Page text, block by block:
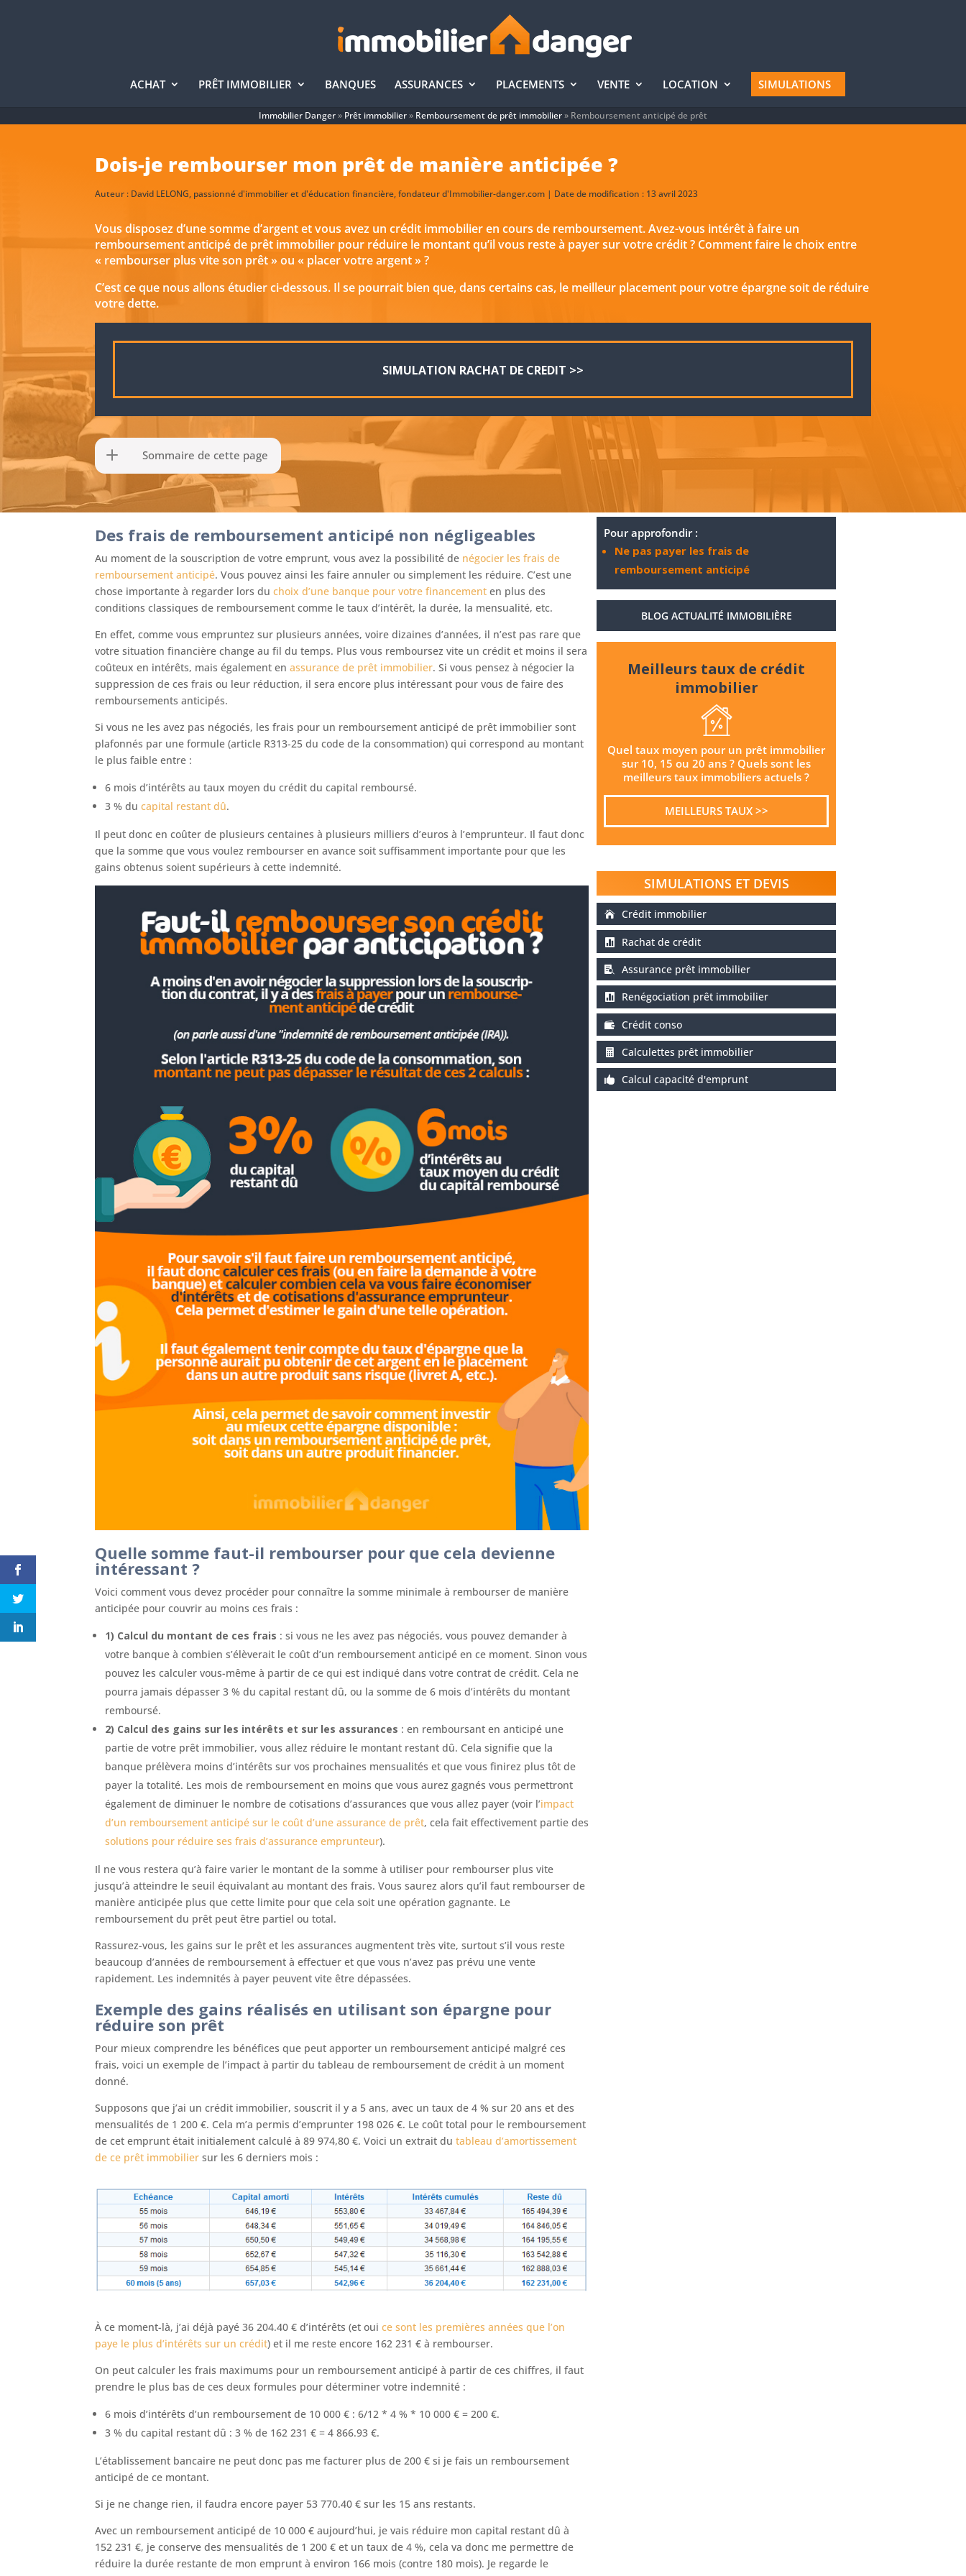
ACHAT PRÊT IMMOBILIER BANQUES ASSURANCES PLACEMENTS VENTE LOCATION SIMULATIONS
Immobilier Danger» Prêt immobilier» Remboursement de prêt immobilier» Remboursement anticipé de prêt
Dois-je rembourser mon prêt de manière anticipée ?
Auteur : David LELONG, passionné d'immobilier et d'éducation financière, fondateur d'Immobilier-danger.com | Date de modification : 13 avril 2023
Vous disposez d’une somme d’argent et vous avez un crédit immobilier en cours de remboursement. Avez-vous intérêt à faire un
remboursement anticipé de prêt immobilier pour réduire le montant qu’il vous reste à payer sur votre crédit ? Comment faire le choix entre
« rembourser plus vite son prêt » ou « placer votre argent » ?
C’est ce que nous allons étudier ci-dessous. Il se pourrait bien que, dans certains cas, le meilleur placement pour votre épargne soit de réduire
votre dette.
SIMULATION RACHAT DE CREDIT >>
Sommaire de cette page
Des frais de remboursement anticipé non négligeables
Au moment de la souscription de votre emprunt, vous avez la possibilité de négocier les frais de
remboursement anticipé. Vous pouvez ainsi les faire annuler ou simplement les réduire. C’est une
chose importante à regarder lors du choix d’une banque pour votre financement en plus des
conditions classiques de remboursement comme le taux d’intérêt, la durée, la mensualité, etc.
En effet, comme vous empruntez sur plusieurs années, voire dizaines d’années, il n’est pas rare que
votre situation financière change au fil du temps. Plus vous remboursez vite un crédit et moins il sera
coûteux en intérêts, mais également en assurance de prêt immobilier. Si vous pensez à négocier la
suppression de ces frais ou leur réduction, il sera encore plus intéressant pour vous de faire des
remboursements anticipés.
Si vous ne les avez pas négociés, les frais pour un remboursement anticipé de prêt immobilier sont
plafonnés par une formule (article R313-25 du code de la consommation) qui correspond au montant
le plus faible entre :
6 mois d’intérêts au taux moyen du crédit du capital remboursé.
3 % du capital restant dû.
Il peut donc en coûter de plusieurs centaines à plusieurs milliers d’euros à l’emprunteur. Il faut donc
que la somme que vous voulez rembourser en avance soit suffisamment importante pour que les
gains obtenus soient supérieurs à cette indemnité.
Quelle somme faut-il rembourser pour que cela devienne
intéressant ?
Voici comment vous devez procéder pour connaître la somme minimale à rembourser de manière
anticipée pour couvrir au moins ces frais :
1) Calcul du montant de ces frais : si vous ne les avez pas négociés, vous pouvez demander à
votre banque à combien s’élèverait le coût d’un remboursement anticipé en ce moment. Sinon vous
pouvez les calculer vous-même à partir de ce qui est indiqué dans votre contrat de crédit. Cela ne
pourra jamais dépasser 3 % du capital restant dû, ou la somme de 6 mois d’intérêts du montant
remboursé.
2) Calcul des gains sur les intérêts et sur les assurances : en remboursant en anticipé une
partie de votre prêt immobilier, vous allez réduire le montant restant dû. Cela signifie que la
banque prélèvera moins d’intérêts sur vos prochaines mensualités et que vous finirez plus tôt de
payer la totalité. Les mois de remboursement en moins que vous aurez gagnés vous permettront
également de diminuer le nombre de cotisations d’assurances que vous allez payer (voir l’impact
d’un remboursement anticipé sur le coût d’une assurance de prêt, cela fait effectivement partie des
solutions pour réduire ses frais d’assurance emprunteur).
Il ne vous restera qu’à faire varier le montant de la somme à utiliser pour rembourser plus vite
jusqu’à atteindre le seuil équivalant au montant des frais. Vous saurez alors qu’il faut rembourser de
manière anticipée plus que cette limite pour que cela soit une opération gagnante. Le
remboursement du prêt peut être partiel ou total.
Rassurez-vous, les gains sur le prêt et les assurances augmentent très vite, surtout s’il vous reste
beaucoup d’années de remboursement à effectuer et que vous n’avez pas prévu une vente
rapidement. Les indemnités à payer peuvent vite être dépassées.
Exemple des gains réalisés en utilisant son épargne pour
réduire son prêt
Pour mieux comprendre les bénéfices que peut apporter un remboursement anticipé malgré ces
frais, voici un exemple de l’impact à partir du tableau de remboursement de crédit à un moment
donné.
Supposons que j’ai un crédit immobilier, souscrit il y a 5 ans, avec un taux de 4 % sur 20 ans et des
mensualités de 1 200 €. Cela m’a permis d’emprunter 198 026 €. Le coût total pour le remboursement
de cet emprunt était initialement calculé à 89 974,80 €. Voici un extrait du tableau d’amortissement
de ce prêt immobilier sur les 6 derniers mois :
À ce moment-là, j’ai déjà payé 36 204.40 € d’intérêts (et oui ce sont les premières années que l’on
paye le plus d’intérêts sur un crédit) et il me reste encore 162 231 € à rembourser.
On peut calculer les frais maximums pour un remboursement anticipé à partir de ces chiffres, il faut
prendre le plus bas de ces deux formules pour déterminer votre indemnité :
6 mois d’intérêts d’un remboursement de 10 000 € : 6/12 * 4 % * 10 000 € = 200 €.
3 % du capital restant dû : 3 % de 162 231 € = 4 866.93 €.
L’établissement bancaire ne peut donc pas me facturer plus de 200 € si je fais un remboursement
anticipé de ce montant.
Si je ne change rien, il faudra encore payer 53 770.40 € sur les 15 ans restants.
Avec un remboursement anticipé de 10 000 € aujourd’hui, je vais réduire mon capital restant dû à
152 231 €, je conserve des mensualités de 1 200 € et un taux de 4 %, cela va donc me permettre de
réduire la durée restante de mon emprunt à environ 166 mois (contre 180 mois). Je regarde le
Pour approfondir :
Ne pas payer les frais de
remboursement anticipé
BLOG ACTUALITÉ IMMOBILIÈRE
Meilleurs taux de crédit
immobilier
Quel taux moyen pour un prêt immobilier
sur 10, 15 ou 20 ans ? Quels sont les
meilleurs taux immobiliers actuels ?
MEILLEURS TAUX >>
SIMULATIONS ET DEVIS
Crédit immobilier
Rachat de crédit
Assurance prêt immobilier
Renégociation prêt immobilier
Crédit conso
Calculettes prêt immobilier
Calcul capacité d'emprunt